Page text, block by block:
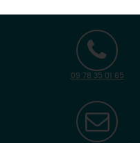
09 78 35 01 65